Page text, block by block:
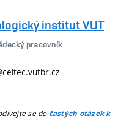
institut VUT
pracovník
se do častých otázek k